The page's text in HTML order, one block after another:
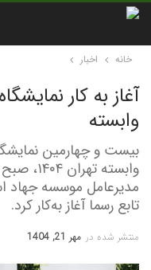
خانه اخبار
آغاز به کار
وابسته
بیست و چهارمین
مدیرعامل موسسه جهاد
تابع رسما آغاز به‌کار کرد.
منتشر شده در مهر 21, 1404